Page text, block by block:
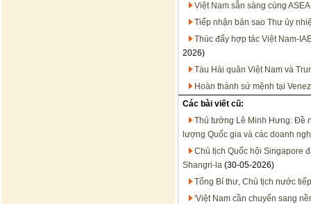
Việt Nam sẵn sàng cùng
Tiếp nhận bản sao Thư ủy
Thúc đẩy hợp tác Việt Nam-
2026)
Tàu Hải quân Việt Nam và
Hoàn thành sứ mệnh tại
Các bài viết cũ:
Thủ tướng Lê Minh Hưng: Đề
lượng Quốc gia và các doanh
Chủ tịch Quốc hội Singapore
Shangri-la (30-05-2026)
Tổng Bí thư, Chủ tịch nước
'Việt Nam cần chuyển sang